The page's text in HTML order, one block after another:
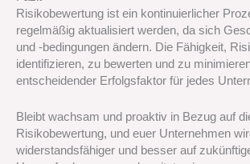
Risikobewertung ist ein kontinuierlicher
regelmäßig aktualisiert werden, da sich
und -bedingungen ändern. Die Fähigkeit,
identifizieren, zu bewerten und zu
entscheidender Erfolgsfaktor für jedes
Bleibt wachsam und proaktiv in Bezug auf
Risikobewertung, und euer Unternehmen
widerstandsfähiger und besser auf